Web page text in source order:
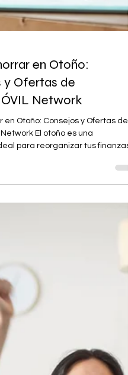
en Otoño:
y Ofertas de
Network
Network El otoño es una
para reorganizar tus finanzas